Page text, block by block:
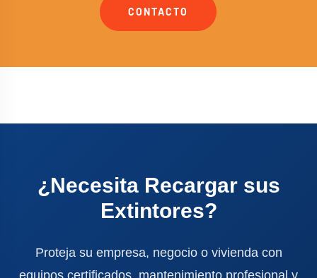
CONTACTO
¿Necesita Recargar sus
Extintores?
Proteja su empresa, negocio o vivienda con